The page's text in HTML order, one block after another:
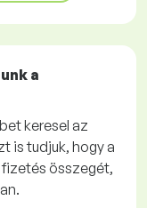
a
keresel az
is tudjuk, hogy a
összegét,